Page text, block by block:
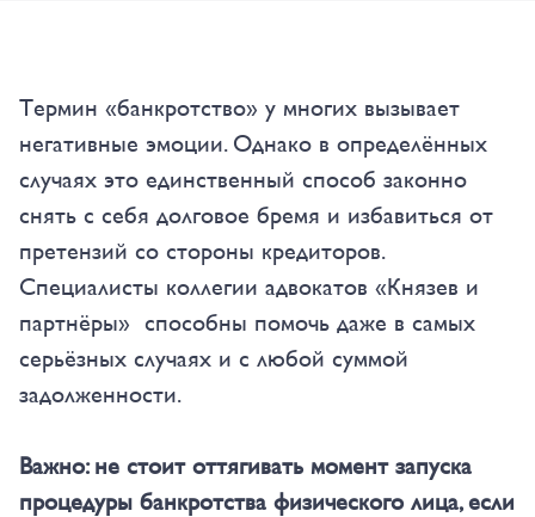
Термин «банкротство» у многих вызывает
негативные эмоции. Однако в определённых
случаях это единственный способ законно
снять с себя долговое бремя и избавиться от
претензий со стороны кредиторов.
Специалисты коллегии адвокатов «Князев и
партнёры» способны помочь даже в самых
серьёзных случаях и с любой суммой
задолженности.
Важно: не стоит оттягивать момент запуска
процедуры банкротства физического лица, если